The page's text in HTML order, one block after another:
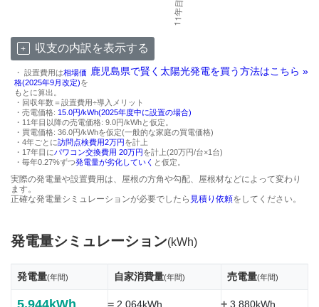
収支の内訳を表示する
鹿児島県で賢く太陽光発電を買う方法はこちら »
・ 設置費用は相場価
格(2025年9月改定)を
もとに算出。
・回収年数＝設置費用÷導入メリット
・売電価格: 15.0円/kWh(2025年度中に設置の場合)
・11年目以降の売電価格: 9.0円/kWhと仮定。
・買電価格: 36.0円/kWhを仮定(一般的な家庭の買電価格)
・4年ごとに訪問点検費用2万円を計上
・17年目にパワコン交換費用 20万円を計上(20万円/台×1台)
・毎年0.27%ずつ発電量が劣化していく と仮定。
実際の発電量や設置費用は、屋根の方角や勾配、屋根材などによって変わり
ます。
正確な発電量シミュレーションが必要でしたら 見積り依頼をしてください。
発電量シミュレーション(kWh)
発電量(年間) 自家消費量(年間) 売電量(年間)
5,944kWh =2,064kWh +3,880kWh